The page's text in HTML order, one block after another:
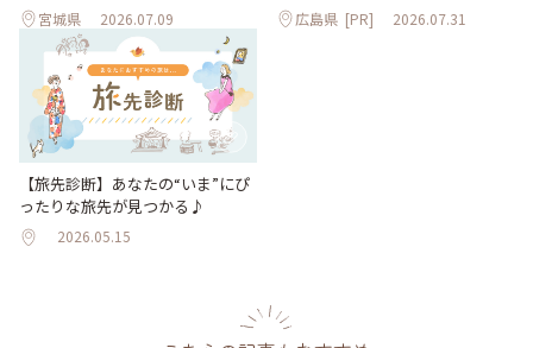
宮城県 2026.07.09 広島県 [PR] 2026.07.31
【旅先診断】あなたの“いま”にぴ
ったりな旅先が見つかる♪
2026.05.15